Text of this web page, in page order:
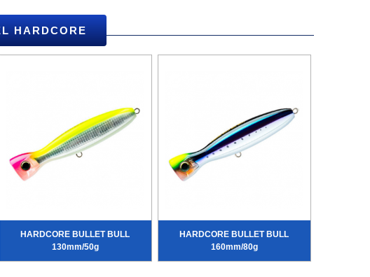
HARDCORE
HARDCORE BULLET BULL
130mm/50g
HARDCORE BULLET BULL
160mm/80g